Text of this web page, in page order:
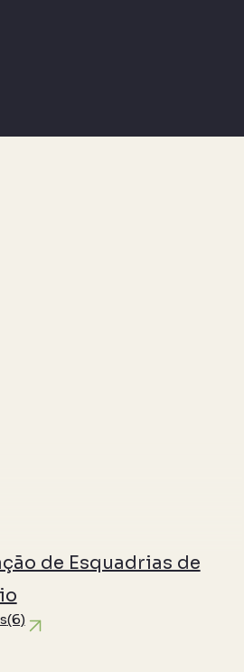
de Esquadrias de
(6)